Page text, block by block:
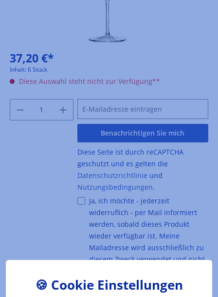
37,20 €*
Inhalt: 6 Stück
Diese Auswahl steht nicht zur Verfügung**
Benachrichtigen Sie mich
Diese Seite ist durch reCAPTCHA
geschützt und es gelten die
Datenschutzrichtlinie und
Nutzungsbedingungen.
Ja, ich möchte - jederzeit
widerruflich - per Mail informiert
werden, sobald dieses Produkt
wieder verfügbar ist. Meine
Mailadresse wird ausschließlich zu
diesem Zweck verwendet und nicht
Datenschutzerklärunghabe ich zur